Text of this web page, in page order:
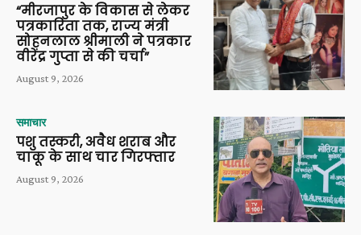
“मीरजापुर के विकास से लेकर
पत्रकारिता तक, राज्य मंत्री
सोहनलाल श्रीमाली ने पत्रकार
वीरेंद्र गुप्ता से की चर्चा”
August 9, 2026
समाचार
पशु तस्करी, अवैध शराब और
चाकू के साथ चार गिरफ्तार
August 9, 2026